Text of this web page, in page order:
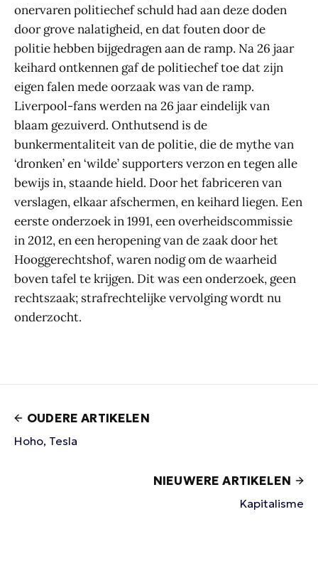
onervaren politiechef schuld had aan deze doden
door grove nalatigheid, en dat fouten door de
politie hebben bijgedragen aan de ramp. Na 26 jaar
keihard ontkennen gaf de politiechef toe dat zijn
eigen falen mede oorzaak was van de ramp.
Liverpool-fans werden na 26 jaar eindelijk van
blaam gezuiverd. Onthutsend is de
bunkermentaliteit van de politie, die de mythe van
‘dronken’ en ‘wilde’ supporters verzon en tegen alle
bewijs in, staande hield. Door het fabriceren van
verslagen, elkaar afschermen, en keihard liegen. Een
eerste onderzoek in 1991, een overheidscommissie
in 2012, en een heropening van de zaak door het
Hooggerechtshof, waren nodig om de waarheid
boven tafel te krijgen. Dit was een onderzoek, geen
rechtszaak; strafrechtelijke vervolging wordt nu
onderzocht.
OUDERE ARTIKELEN
Hoho, Tesla
NIEUWERE ARTIKELEN
Kapitalisme